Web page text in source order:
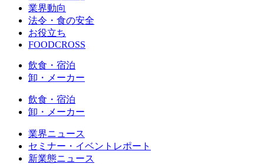
業界動向
法令・食の安全
お役立ち
FOODCROSS
飲食・宿泊
卸・メーカー
飲食・宿泊
卸・メーカー
業界ニュース
セミナー・イベントレポート
新業態ニュース